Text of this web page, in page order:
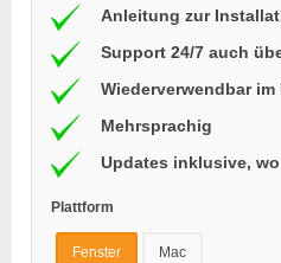
Anleitung zur
Support 24/7 auch
Wiederverwendbar
Mehrsprachig
Updates inklusive,
Plattform
Fenster Mac